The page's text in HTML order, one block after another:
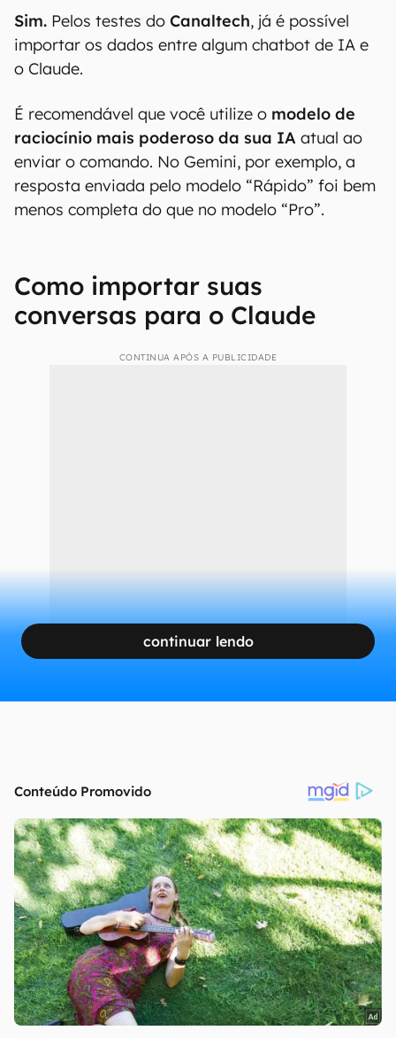
Sim. Pelos testes do Canaltech, já é possível
importar os dados entre algum chatbot de IA e
o Claude.
É recomendável que você utilize o modelo de
raciocínio mais poderoso da sua IA atual ao
enviar o comando. No Gemini, por exemplo, a
resposta enviada pelo modelo “Rápido” foi bem
menos completa do que no modelo “Pro”.
Como importar suas
conversas para o Claude
CONTINUA APÓS A PUBLICIDADE
continuar lendo